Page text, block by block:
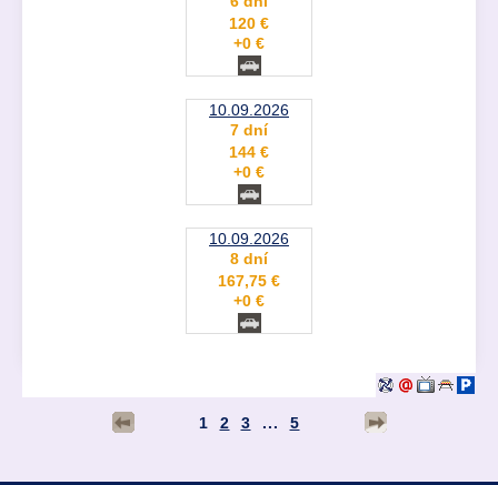
120 €
+0 €
10.09.2026
7 dní
144 €
+0 €
10.09.2026
8 dní
167,75 €
+0 €
1 2 3 ... 5